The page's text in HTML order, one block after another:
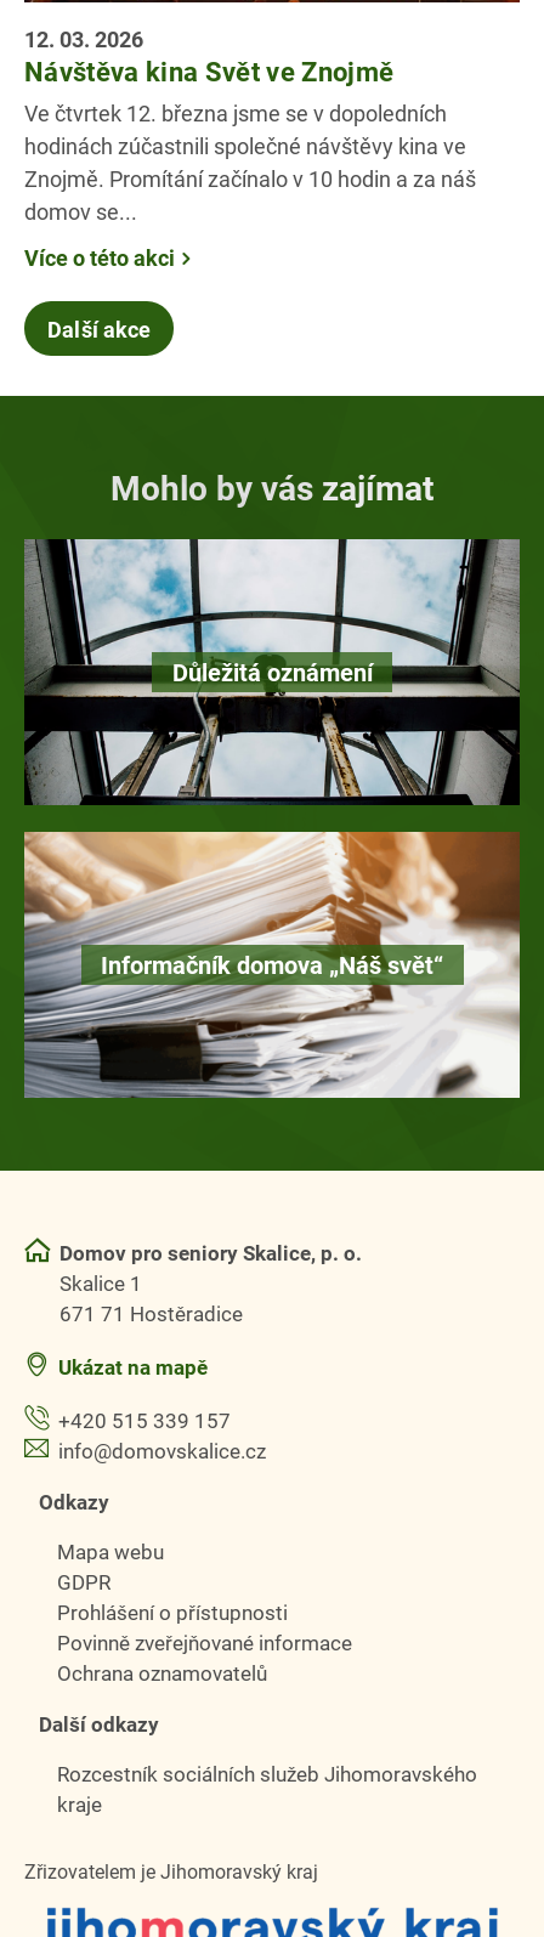
12. 03. 2026
Návštěva kina Svět ve Znojmě
Ve čtvrtek 12. března jsme se v dopoledních
hodinách zúčastnili společné návštěvy kina ve
Znojmě. Promítání začínalo v 10 hodin a za náš
domov se...
Více o této akci
Další akce
Mohlo by vás zajímat
Důležitá oznámení
Informačník domova „Náš svět“
Domov pro seniory Skalice, p. o.
Skalice 1
671 71 Hostěradice
Ukázat na mapě
+420 515 339 157
info@domovskalice.cz
Odkazy
Mapa webu
GDPR
Prohlášení o přístupnosti
Povinně zveřejňované informace
Ochrana oznamovatelů
Další odkazy
Rozcestník sociálních služeb Jihomoravského
kraje
Zřizovatelem je Jihomoravský kraj